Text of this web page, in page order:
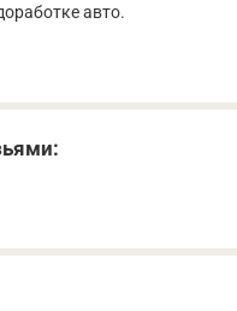
авто.